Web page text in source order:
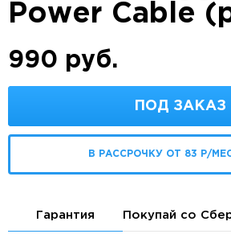
Power Cable
990 руб.
ПОД ЗАКАЗ
В РАССРОЧКУ ОТ 83 Р/
Гарантия Покупай со